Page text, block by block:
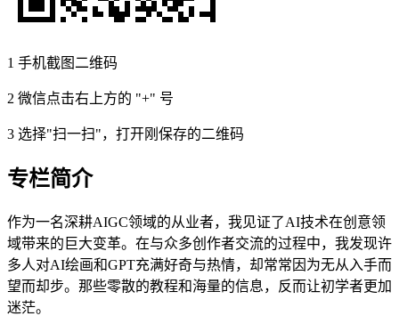
1 手机截图二维码
2 微信点击右上方的 "+" 号
3 选择"扫一扫"，打开刚保存的二维码
专栏简介
作为一名深耕AIGC领域的从业者，我见证了AI技术在创意领
域带来的巨大变革。在与众多创作者交流的过程中，我发现许
多人对AI绘画和GPT充满好奇与热情，却常常因为无从入手而
望而却步。那些零散的教程和海量的信息，反而让初学者更加
迷茫。